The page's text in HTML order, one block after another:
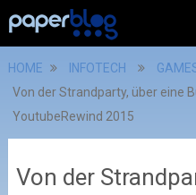
HOME INFOTECH
Von der Strandparty, über eine
YoutubeRewind 2015
Von der